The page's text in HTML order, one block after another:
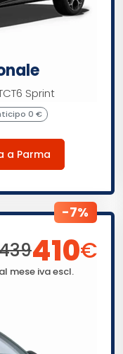
Sprint
0 €
a Parma
-7%
410€
al mese iva escl.